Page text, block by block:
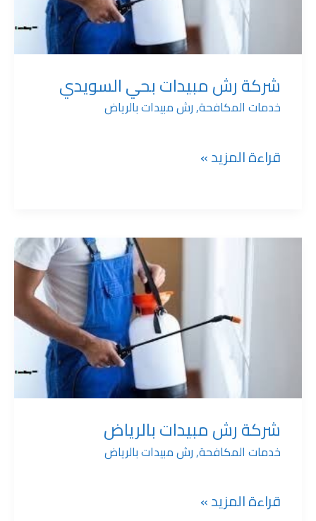
شركة رش مبيدات بحي السويدي
خدمات المكافحة,رش مبيدات بالرياض
قراءة المزيد »
شركة رش مبيدات بالرياض
خدمات المكافحة,رش مبيدات بالرياض
مبيدات
بالرياض
قراءة المزيد »